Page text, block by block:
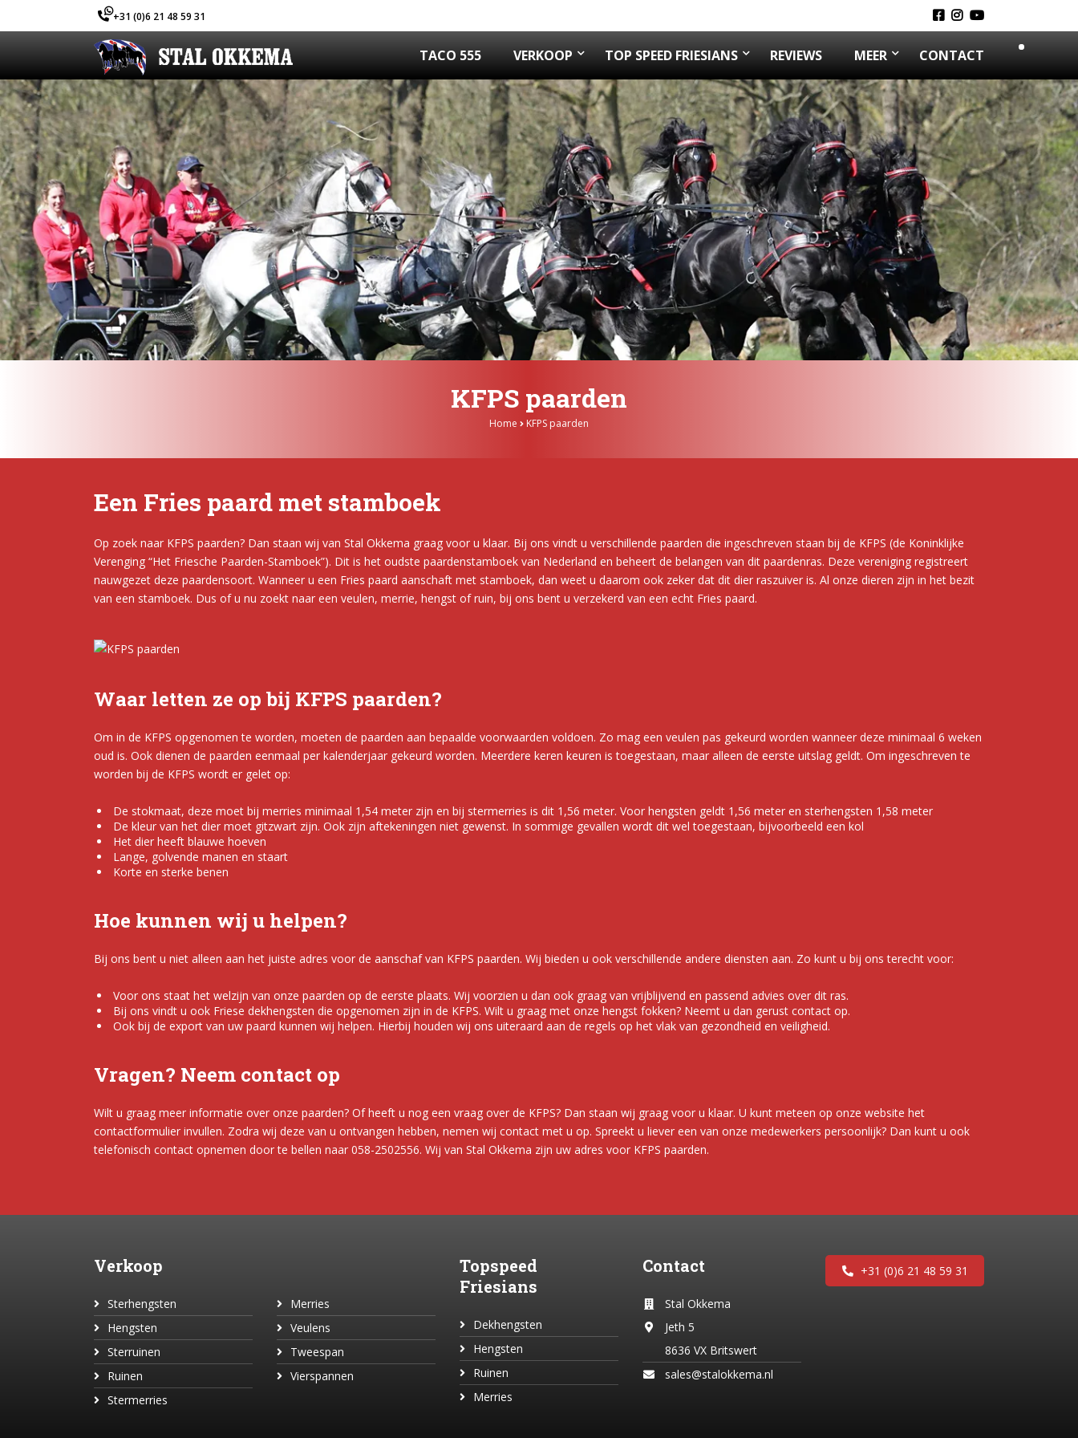
+31 (0)6 21 48 59 31
TACO 555 VERKOOP TOP SPEED FRIESIANS REVIEWS MEER CONTACT
KFPS paarden
Home KFPS paarden
Een Fries paard met stamboek
Op zoek naar KFPS paarden? Dan staan wij van Stal Okkema graag voor u klaar. Bij ons vindt u verschillende paarden die ingeschreven staan bij de KFPS (de Koninklijke
Verenging “Het Friesche Paarden-Stamboek”). Dit is het oudste paardenstamboek van Nederland en beheert de belangen van dit paardenras. Deze vereniging registreert
nauwgezet deze paardensoort. Wanneer u een Fries paard aanschaft met stamboek, dan weet u daarom ook zeker dat dit dier raszuiver is. Al onze dieren zijn in het bezit
van een stamboek. Dus of u nu zoekt naar een veulen, merrie, hengst of ruin, bij ons bent u verzekerd van een echt Fries paard.
Waar letten ze op bij KFPS paarden?
Om in de KFPS opgenomen te worden, moeten de paarden aan bepaalde voorwaarden voldoen. Zo mag een veulen pas gekeurd worden wanneer deze minimaal 6 weken
oud is. Ook dienen de paarden eenmaal per kalenderjaar gekeurd worden. Meerdere keren keuren is toegestaan, maar alleen de eerste uitslag geldt. Om ingeschreven te
worden bij de KFPS wordt er gelet op:
De stokmaat, deze moet bij merries minimaal 1,54 meter zijn en bij stermerries is dit 1,56 meter. Voor hengsten geldt 1,56 meter en sterhengsten 1,58 meter
De kleur van het dier moet gitzwart zijn. Ook zijn aftekeningen niet gewenst. In sommige gevallen wordt dit wel toegestaan, bijvoorbeeld een kol
Het dier heeft blauwe hoeven
Lange, golvende manen en staart
Korte en sterke benen
Hoe kunnen wij u helpen?
Bij ons bent u niet alleen aan het juiste adres voor de aanschaf van KFPS paarden. Wij bieden u ook verschillende andere diensten aan. Zo kunt u bij ons terecht voor:
Voor ons staat het welzijn van onze paarden op de eerste plaats. Wij voorzien u dan ook graag van vrijblijvend en passend advies over dit ras.
Bij ons vindt u ook Friese dekhengsten die opgenomen zijn in de KFPS. Wilt u graag met onze hengst fokken? Neemt u dan gerust contact op.
Ook bij de export van uw paard kunnen wij helpen. Hierbij houden wij ons uiteraard aan de regels op het vlak van gezondheid en veiligheid.
Vragen? Neem contact op
Wilt u graag meer informatie over onze paarden? Of heeft u nog een vraag over de KFPS? Dan staan wij graag voor u klaar. U kunt meteen op onze website het
contactformulier invullen. Zodra wij deze van u ontvangen hebben, nemen wij contact met u op. Spreekt u liever een van onze medewerkers persoonlijk? Dan kunt u ook
telefonisch contact opnemen door te bellen naar 058-2502556. Wij van Stal Okkema zijn uw adres voor KFPS paarden.
Verkoop
Sterhengsten
Hengsten
Sterruinen
Ruinen
Stermerries
Merries
Veulens
Tweespan
Vierspannen
Topspeed
Friesians
Dekhengsten
Hengsten
Ruinen
Merries
Contact
Stal Okkema
Jeth 5
8636 VX Britswert
sales@stalokkema.nl
+31 (0)6 21 48 59 31